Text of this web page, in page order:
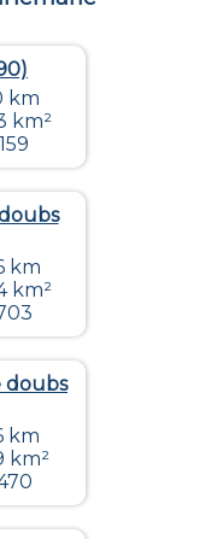
km
km²
km
km²
doubs
km
km²